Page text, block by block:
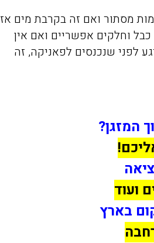
מסתור ואם זה בקרבת מים אז
וחלקים אפשריים ואם אין
לפני שנכנסים לפאניקה, זה
המזגן?
ועוד
בארץ